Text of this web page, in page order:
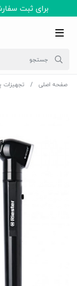
برای ثبت
صفحه اصلی تجهیزات